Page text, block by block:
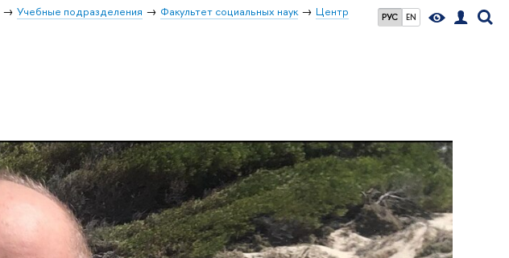
РУС EN
Учебные подразделения Факультет социальных наук
Центр